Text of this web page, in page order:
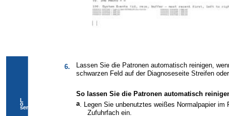
6.
Lassen Sie die Patronen automatisch reinigen,
schwarzen Feld auf der Diagnoseseite Streifen
So lassen Sie die Patronen automatisch
a. Legen Sie unbenutztes weißes Normalpapier im
Zufuhrfach ein.
L
ö
sen vo